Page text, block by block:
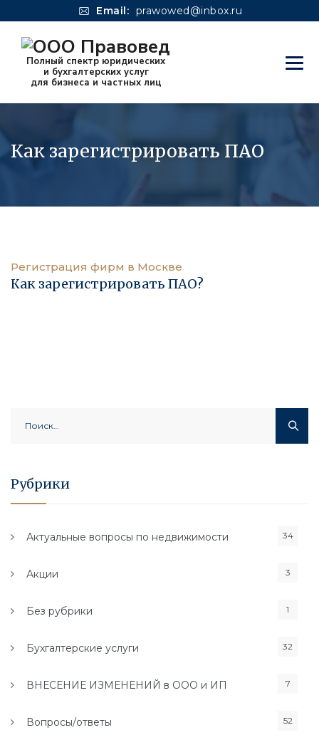
Email: prawowed@inbox.ru
Как зарегистрировать ПАО
Регистрация фирм в Москве
Как зарегистрировать ПАО?
Рубрики
Актуальные вопросы по недвижимости 34
Акции 3
Без рубрики 1
Бухгалтерские услуги 32
ВНЕСЕНИЕ ИЗМЕНЕНИЙ в ООО и ИП 7
Вопросы/ответы 52